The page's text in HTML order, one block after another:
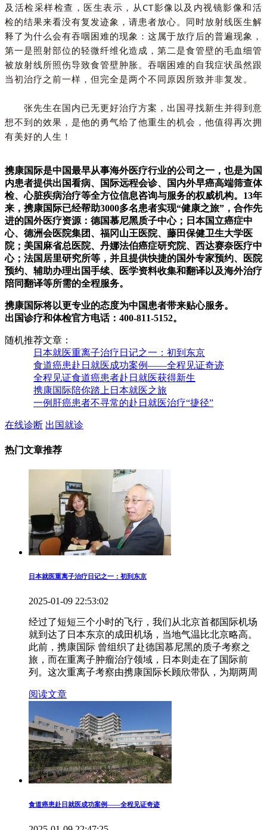
及活检采样检查，医生表示，从CT影像以及内视镜影像和活
检的结果来看没有复发迹象，请患者放心。同时放射线医生解
释了为什么会有吞咽困难的现象：这属于放疗后的普遍现象，
第一是照射部位的轻微纤维化造成，第二是食管壁的毛血细管
被放射线所照伤导致食管壁肿胀。吞咽困难的自我症状虽然跟
当初治疗之前一样，但完全是两个不同原因所致并非复发。
张先生在国内已无更好治疗方案，出国寻找新生并得到意
想不到的效果，是他的勇气给了他重生的机会，他值得再次拥
有美好的人生！
携康国际是中国最早从事海外医疗行业的公司之一，也是为国
内患者提供出国看病、国际远程会诊、国内外早癌高端筛查体
检、心脏疾病治疗等全方位信息咨询与服务的权威机构。13年
来，携康国际已经帮助3000多名患者实现“健康之旅”，合作先
进的国外医疗资源：德国慕尼黑质子中心；日本国立癌症中
心、德洲会医院集团、福冈山王医院、藤田保健卫生大学医
院；美国麻省总医院、丹娜法伯癌症研究院、西达赛奈医疗中
心；法国居里研究所等，并且提供快捷的国外专家预约、医院
预约、辅助办理出国手续、医学资料收集和翻译以及海外治疗
陪同翻译等所需的全程服务。
携康国际将以更专业的态度为中国患者带来贴心服务。
出国诊疗和体检官方电话：400-811-5152。
随机推荐文章：
日本就医重离子治疗日记之一：初到东京
食道癌患赴日就医成功案例——全程见证奇迹
全程见证食道癌患者赴日就医获得新生
携康国际陪你踏上日本就医之旅
一例肝癌患者不寻常的赴日就医治疗“捷径”
在线诊断 出国就诊
热门文章推荐
日本就医重离子治疗日记之一：初到东京
2025-01-09 22:53:02
经过了短短三个小时的飞行，我们从北京首都国际机场
就到达了日本东京的成田机场，当地气温比北京略高。
此前，携康国际 曾组织了赴德国慕尼黑的质子考察之
旅，而在重离子肿瘤治疗领域，日本则走在了国际前
列。这次重离子考察由携康国际长顾欣带队，为期两周
阅读文章
食道癌患赴日就医成功案例——全程见证奇迹